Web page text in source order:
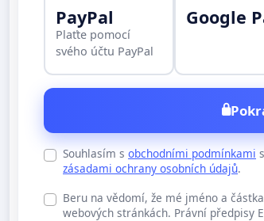
PayPal
Plaťte pomocí
svého účtu PayPal
Google
Souhlasím s obchodními podmínkami
zásadami ochrany osobních údajů.
Beru na vědomí, že mé jméno a
webových stránkách. Právní předpisy